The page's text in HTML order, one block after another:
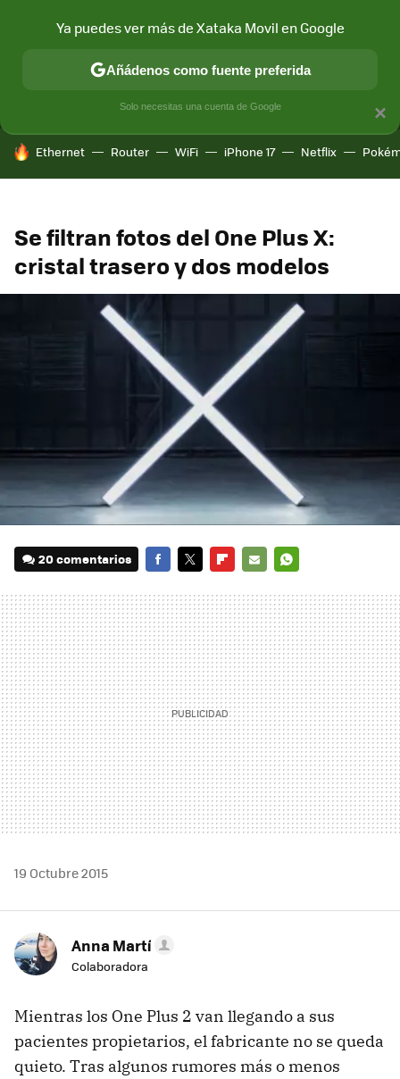
MÓVIL Y SOCIEDAD APLICACIONES
HOY SE HABLA DE
Ethernet Router WiFi iPhone 17 Netflix
Se filtran fotos del One Plus X:
cristal trasero y dos modelos
20 comentarios
MAIL
19 Octubre 2015
Anna Martí
Colaboradora
Mientras los One Plus 2 van llegando a sus
pacientes propietarios, el fabricante no se queda
quieto. Tras algunos rumores más o menos
×
Ya puedes ver más de Xataka Movil en Google
Añádenos como fuente preferida
Solo necesitas una cuenta de Google